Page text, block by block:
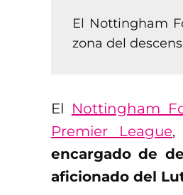
El Nottingham
zona del
El Nottingham
Premier League
encargado de
aficionado del